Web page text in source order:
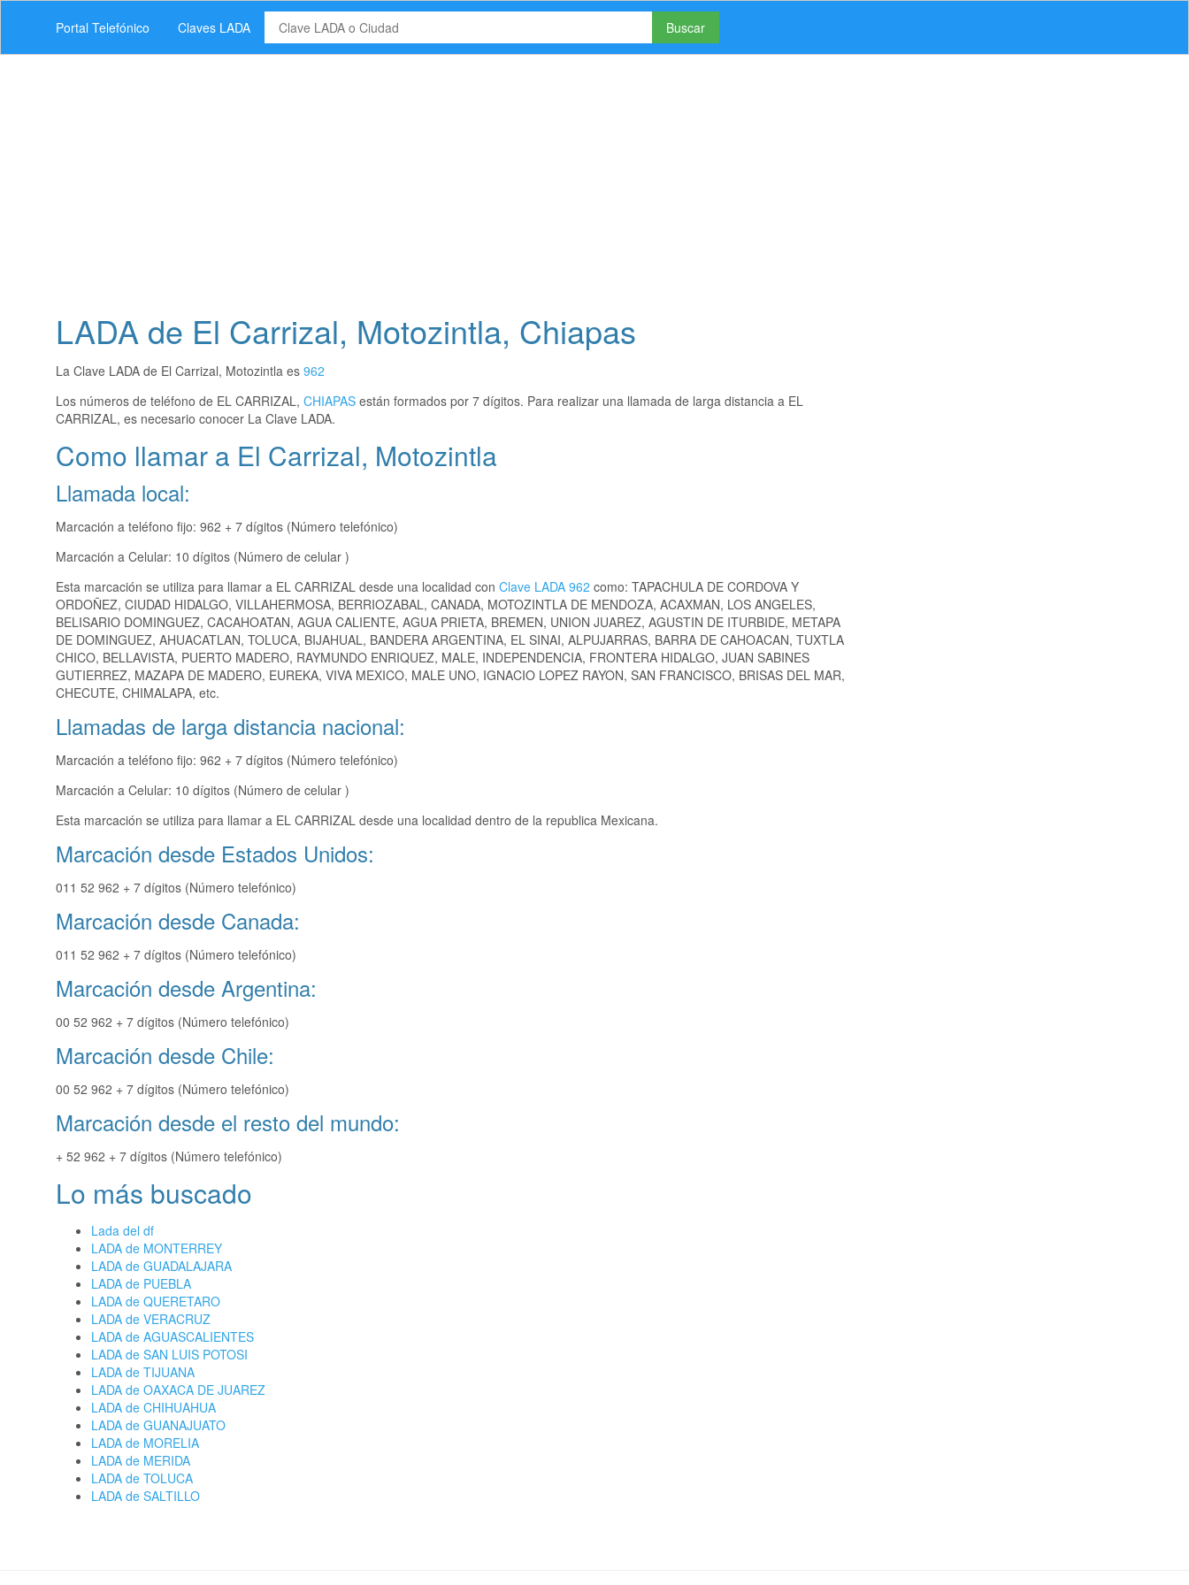
Portal Telefónico Claves LADA Buscar
LADA de El Carrizal, Motozintla, Chiapas
La Clave LADA de El Carrizal, Motozintla es 962
Los números de teléfono de EL CARRIZAL, CHIAPAS están formados por 7 dígitos. Para realizar una llamada de larga distancia a EL
CARRIZAL, es necesario conocer La Clave LADA.
Como llamar a El Carrizal, Motozintla
Llamada local:
Marcación a teléfono fijo: 962 + 7 dígitos (Número telefónico)
Marcación a Celular: 10 dígitos (Número de celular )
Esta marcación se utiliza para llamar a EL CARRIZAL desde una localidad con Clave LADA 962 como: TAPACHULA DE CORDOVA Y
ORDOÑEZ, CIUDAD HIDALGO, VILLAHERMOSA, BERRIOZABAL, CANADA, MOTOZINTLA DE MENDOZA, ACAXMAN, LOS ANGELES,
BELISARIO DOMINGUEZ, CACAHOATAN, AGUA CALIENTE, AGUA PRIETA, BREMEN, UNION JUAREZ, AGUSTIN DE ITURBIDE, METAPA
DE DOMINGUEZ, AHUACATLAN, TOLUCA, BIJAHUAL, BANDERA ARGENTINA, EL SINAI, ALPUJARRAS, BARRA DE CAHOACAN, TUXTLA
CHICO, BELLAVISTA, PUERTO MADERO, RAYMUNDO ENRIQUEZ, MALE, INDEPENDENCIA, FRONTERA HIDALGO, JUAN SABINES
GUTIERREZ, MAZAPA DE MADERO, EUREKA, VIVA MEXICO, MALE UNO, IGNACIO LOPEZ RAYON, SAN FRANCISCO, BRISAS DEL MAR,
CHECUTE, CHIMALAPA, etc.
Llamadas de larga distancia nacional:
Marcación a teléfono fijo: 962 + 7 dígitos (Número telefónico)
Marcación a Celular: 10 dígitos (Número de celular )
Esta marcación se utiliza para llamar a EL CARRIZAL desde una localidad dentro de la republica Mexicana.
Marcación desde Estados Unidos:
011 52 962 + 7 dígitos (Número telefónico)
Marcación desde Canada:
011 52 962 + 7 dígitos (Número telefónico)
Marcación desde Argentina:
00 52 962 + 7 dígitos (Número telefónico)
Marcación desde Chile:
00 52 962 + 7 dígitos (Número telefónico)
Marcación desde el resto del mundo:
+ 52 962 + 7 dígitos (Número telefónico)
Lo más buscado
Lada del df
LADA de MONTERREY
LADA de GUADALAJARA
LADA de PUEBLA
LADA de QUERETARO
LADA de VERACRUZ
LADA de AGUASCALIENTES
LADA de SAN LUIS POTOSI
LADA de TIJUANA
LADA de OAXACA DE JUAREZ
LADA de CHIHUAHUA
LADA de GUANAJUATO
LADA de MORELIA
LADA de MERIDA
LADA de TOLUCA
LADA de SALTILLO